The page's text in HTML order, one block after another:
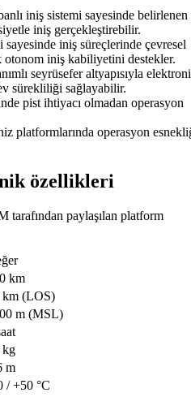
iniş sistemi sayesinde belirlenen
iniş gerçekleştirebilir.
sayesinde iniş süreçlerinde çevresel
otonom iniş kabiliyetini destekler.
seyrüsefer altyapısıyla
sürekliliği sağlayabilir.
pist ihtiyacı olmadan operasyon
platformlarında operasyon
özellikleri
tarafından paylaşılan platform
km
km (LOS)
m (MSL)
kg
m
/ +50 °C